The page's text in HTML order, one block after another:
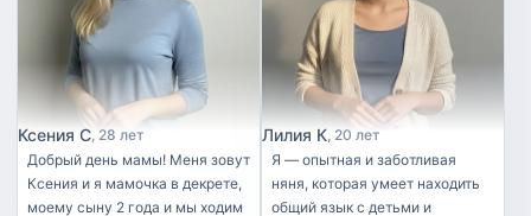
кушать с детками, приучаю к
порядку
Могу присмотреть, покормить,
погулять, сопроводить и
забрать с кружков ,секций .
Организовать досуг и
интересное время
препровождение. Я учусь в
дефектология, работала 9
Ксения С 28 лет
Добрый день мамы! Меня зовут
Ксения и я мамочка в декрете,
моему сыну 2 года и мы ходим
Лилия К 20 лет
Я — опытная и заботливая
няня, которая умеет находить
общий язык с детьми и